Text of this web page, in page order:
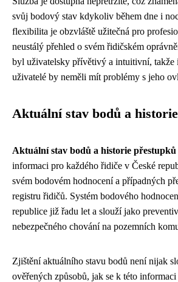
svůj bodový stav kdykoliv během dne i
flexibilita je obzvláště užitečná pro
neustálý přehled o svém řidičském
byl uživatelsky přívětivý a intuitivní, takže
uživatelé by neměli mít problémy s jeho
Aktuální stav bodů a
Aktuální stav bodů a historie přestupků
informaci pro každého řidiče v České
svém bodovém hodnocení a případných
registru řidičů. Systém bodového
republice již řadu let a slouží jako
nebezpečného chování na pozemních
Zjištění aktuálního stavu bodů není nijak
ověřených způsobů, jak se k této informaci